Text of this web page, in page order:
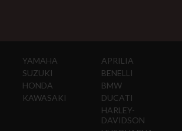
YAMAHA
SUZUKI
HONDA
KAWASAKI
APRILIA
BENELLI
BMW
DUCATI
HARLEY-
DAVIDSON